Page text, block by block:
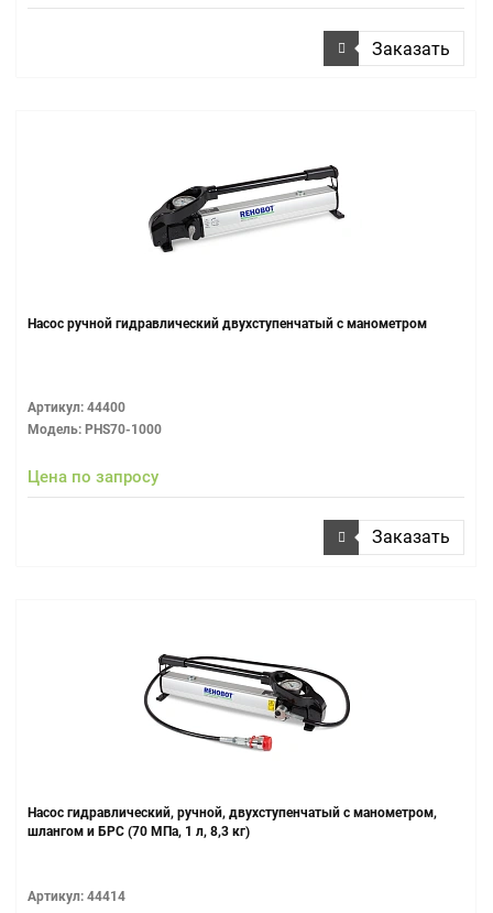
Заказать
Насос ручной гидравлический двухступенчатый с манометром
Артикул: 44400
Модель: PHS70-1000
Цена по запросу
Заказать
Насос гидравлический, ручной, двухступенчатый с манометром,
шлангом и БРС (70 МПа, 1 л, 8,3 кг)
Артикул: 44414